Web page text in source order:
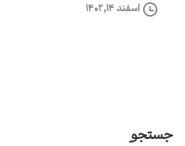
اسفند ۱۴, ۱۴۰۲
جستجو